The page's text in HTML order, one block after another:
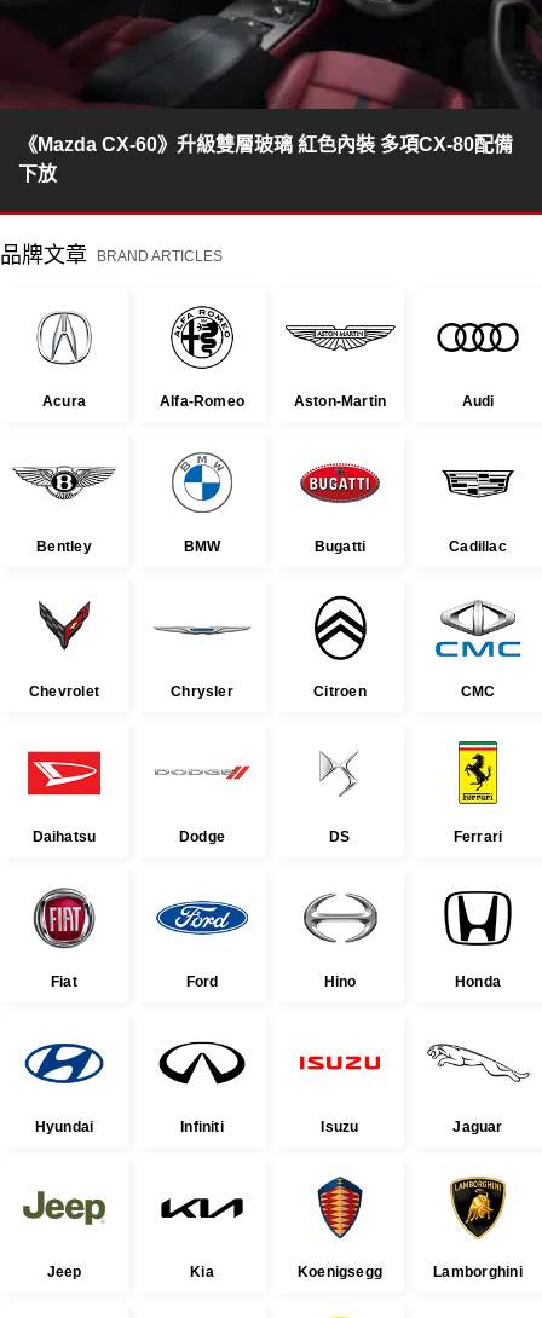
《Mazda CX-60》升級雙層玻璃 紅色內裝 多項CX-80配備
下放
品牌文章 BRAND ARTICLES
Acura Alfa-Romeo Aston-Martin Audi
Bentley BMW Bugatti Cadillac
Chevrolet Chrysler Citroen CMC
Daihatsu Dodge DS Ferrari
Fiat Ford Hino Honda
Hyundai Infiniti Isuzu Jaguar
Jeep Kia Koenigsegg Lamborghini